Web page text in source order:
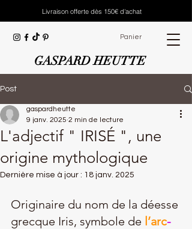
Panier
GASPARD HEUTTE
Livraison offerte dès 150€ d'achat
Post
L'adjectif " IRISÉ ", une
origine mythologique
gaspardheutte
9 janv. 2025 2 min de lecture
Dernière mise à jour : 18 janv. 2025
Originaire du nom de la déesse
grecque Iris, symbole de l’arc-